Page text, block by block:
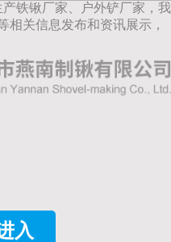
入
铁锹厂家、户外铲厂家，我
相关信息发布和资讯展示，